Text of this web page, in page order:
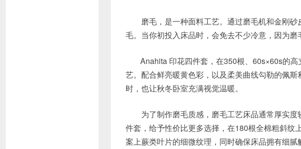
磨毛，是一种面料工艺。通过磨毛机和金刚砂
毛。当你初投入床品时，会免去不少冷意，因为磨
Anahita 印花四件套，在350根、60s×60s的
艺。配合鲜亮暖黄色彩，以及柔美曲线勾勒的佩
时，也让秋冬卧室充满视觉温暖。
为了制作磨毛质感，磨毛工艺床品通常厚实度
件套，给予性价比更多选择，在180根全棉粗斜
案上蕨类叶片的细微纹理，同时确保床品拥有细腻